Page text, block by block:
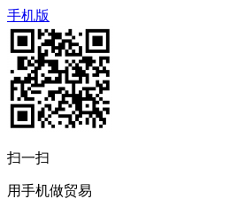
手机版
扫一扫
用手机做贸易